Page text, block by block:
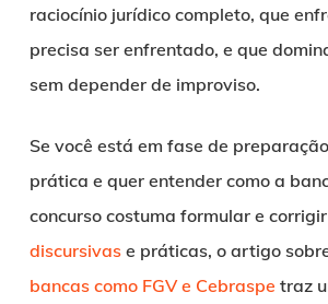
raciocínio jurídico completo, que
precisa ser enfrentado, e que
sem depender de improviso.
Se você está em fase de
prática e quer entender como a
concurso costuma formular e corrigir
discursivase práticas, o artigo
bancas como FGV e Cebraspe traz